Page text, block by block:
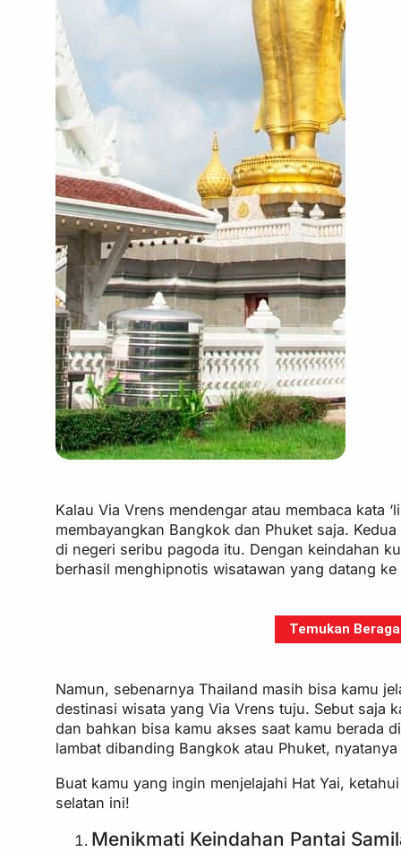
Kalau Via Vrens mendengar atau membaca kata
membayangkan Bangkok dan Phuket saja.
di negeri seribu pagoda itu. Dengan keindahan
berhasil menghipnotis wisatawan yang datang
Temukan
Namun, sebenarnya Thailand masih bisa kamu
destinasi wisata yang Via Vrens tuju. Sebut saja
dan bahkan bisa kamu akses saat kamu berada
lambat dibanding Bangkok atau Phuket,
Buat kamu yang ingin menjelajahi Hat Yai,
selatan ini!
Menikmati Keindahan Pantai